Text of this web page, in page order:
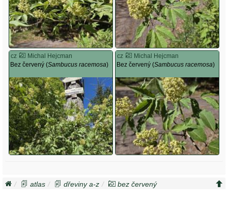
cz
Michal Hejcman
Bez červený (Sambucus racemosa)
cz
Michal Hejcman
Bez červený (Sambucus racemosa)
atlas dřeviny a-z
bez červený